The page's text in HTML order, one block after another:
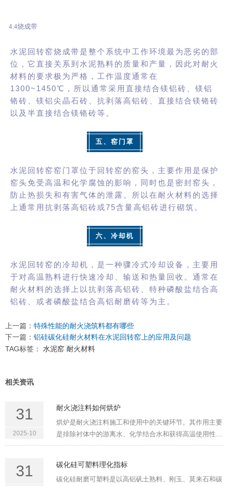
4.4烧成带
水泥回转窑烧成带是整个系统中工作环境最为恶劣的部
位，它直接关系到水泥熟料的质量和产量，因此对耐火
材料的要求极为严格，工作温度通常在
1300~1450℃，所以通常采用直接结合镁铝砖
、镁铝
铬砖、镁铝尖晶石砖、抗剥落高铝砖、直接结合镁铬砖
以及半直接结合镁铬砖等。
五、窑门罩
水泥回转窑窑门罩位于回转窑的窑头，主要作用是保护
窑头免受高温和化学腐蚀的影响，同时也是密封窑头，
防止热损失和有害气体的泄露。所以在耐火材料的选择
上通常用抗剥落高铝砖或75含量高铝砖进行砌筑。
六、冷却机
水泥回转窑的冷却机，是一种骤冷式冷却设备，主要用
于对高温熟料进行快速冷却、输送和热量回收。通常在
耐火材料的选择上以抗剥落高铝砖、特种磷酸盐结合高
铝砖、或者磷酸盐结合高铝耐磨砖等为主。
上一篇： 特殊性能的耐火浇筑料都有哪些
下一篇： 铝硅碳化硅耐火材料在水泥回转窑上的应用及问题
TAG标签： 水泥窑 耐火材料
相关资讯
31
2025-10
耐火浇注料如何烘炉
烘炉是耐火浇注料施工和使用中的关键环节。其作用主要
是排除衬体中的游离水、化学结合水和获得高温使用性
能。烘炉得当，能提高窑炉及热工设备的寿命，同时防治
纹，降低强度，严重时···
31 碳化硅可塑料理化指标
碳化硅耐磨可塑料是以高铝矾土熟料、刚玉、莫来石和碳